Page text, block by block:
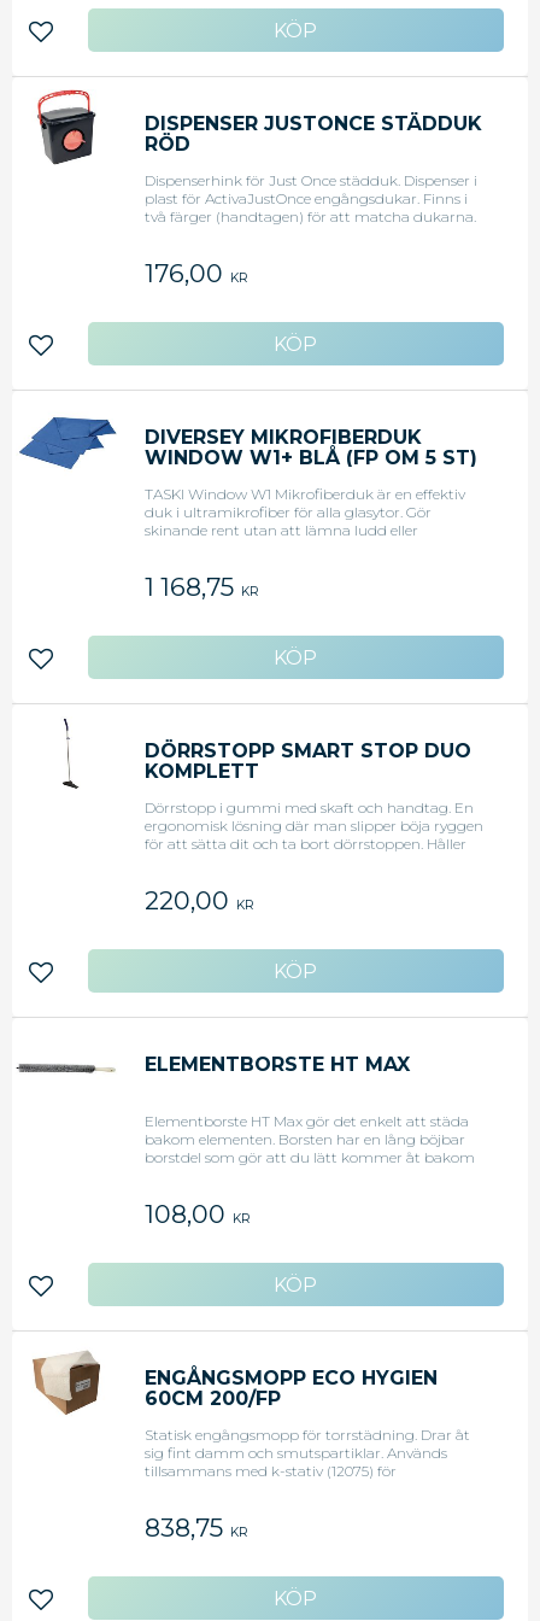
med handtag - Färg: Blå
Lägg till i favoriter
DISPENSER JUSTONCE STÄDDUK
RÖD
Dispenserhink för Just Once städduk. Dispenser i
plast för ActivaJustOnce engångsdukar. Finns i
två färger (handtagen) för att matcha dukarna.
Röd
176,00 KR
Lägg till i favoriter
DIVERSEY MIKROFIBERDUK
WINDOW W1+ BLÅ (FP OM 5 ST)
TASKI Window W1 Mikrofiberduk är en effektiv
duk i ultramikrofiber för alla glasytor. Gör
skinande rent utan att lämna ludd eller
tvättrekommendationer efterföljs. Specialduk i
ultramikrofiber för effektiv fönsterrenöring.
Används med spraymetoden.100%
MikrofiberLämnar inga ludd eller kemikalierester
efter sigFör alla glasytorAnvänds me
1 168,75 KR
Lägg till i favoriter
DÖRRSTOPP SMART STOP DUO
KOMPLETT
Dörrstopp i gummi med skaft och handtag. En
ergonomisk lösning där man slipper böja ryggen
för att sätta dit och ta bort dörrstoppen. Håller
220,00 KR
Lägg till i favoriter
ELEMENTBORSTE HT MAX
Elementborste HT Max gör det enkelt att städa
bakom elementen. Borsten har en lång böjbar
borstdel som gör att du lätt kommer åt bakom
*Gör det enkelt att städa i trånga utrymmen
*Lång böjbar borstdel *75 cm lång
108,00 KR
Lägg till i favoriter
ENGÅNGSMOPP ECO HYGIEN
60CM 200/FP
Statisk engångsmopp för torrstädning. Drar åt
sig fint damm och smutspartiklar. Används
tillsammans med k-stativ (12075) för
838,75 KR
Lägg till i favoriter